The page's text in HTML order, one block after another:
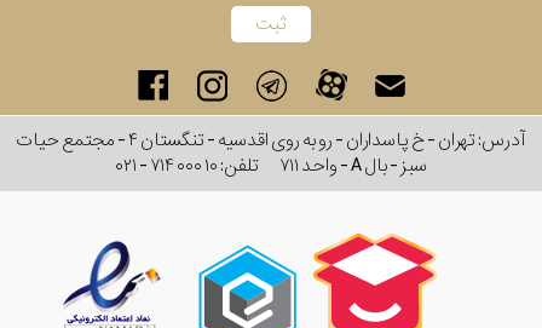
آدرس: تهران - خ پاسداران - رو به روی اقدسیه - تنگستان ۴ - مجتمع حیات
سبز - بال A - واحد ۷۱۱
تلفن:۰۲۱ - ۷۱۴ ۰۰۰ ۱۰